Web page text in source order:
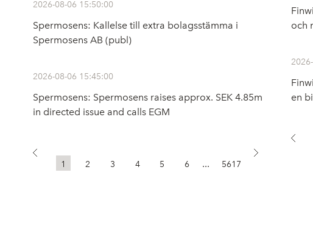
2026-08-06 15:50:00
Spermosens: Kallelse till extra bolagsstämma i
Spermosens AB (publ)
2026-08-06 15:45:00
Spermosens: Spermosens raises approx. SEK 4.85m
in directed issue and calls EGM
1 2 3 4 5 6 ... 5617
och
en